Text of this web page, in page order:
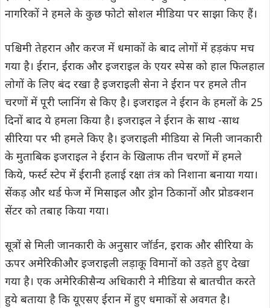
नागरिकों ने हमले के कुछ फोटो सोशल मीडिया पर साझा किए हैं।
पश्चिमी तेहरान और करज में धमाकों के बाद लोगों में हड़कंप मच
गया है। ईरान, ईराक और इजराइल के एयर स्पेस को हाल फिलहाल
लोगों के लिए बंद रखा है इजराइली सेना ने ईरान पर हमले तीन
चरणों में पूरी प्लानिंग से किए है। इजराइल ने ईरान के हमलों के 25
दिनों बाद ये हमला किया है। इजराइल ने ईरान के साथ -साथ
सीरिया पर भी हमले किए है। इजराइली मीडिया से मिली जानकारी
के मुताबिक इजराइल ने ईरान के खिलाफ तीन चरणों में हमले
किये, फर्स्ट स्टेप में ईरानी हलाई रक्षा तंत्र को निशाना बनाया गया।
सेंकड़ और थर्ड फेज में मिसाइल और ड्रोन ठिकानों और प्रोडक्शन
सेंटर को तबाह किया गया।
सूत्रों से मिली जानकारी के अनुसार जॉर्डन, इराक और सीरिया के
ऊपर अमेरिकी और इजराइली लड़ाकू विमानों को उड़ते हुए देखा
गया है। एक अमेरिकी सैन्य अधिकारी ने मीडिया से बातचीत करते
हुये बताया है कि यूएसए ईरान में हुए धमाकों से अवगत है।